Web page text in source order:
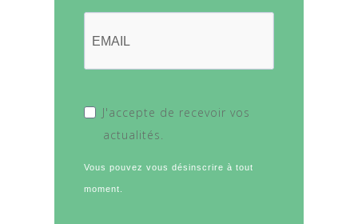
J'accepte de recevoir vos
actualités.
Vous pouvez vous désinscrire à tout
moment.